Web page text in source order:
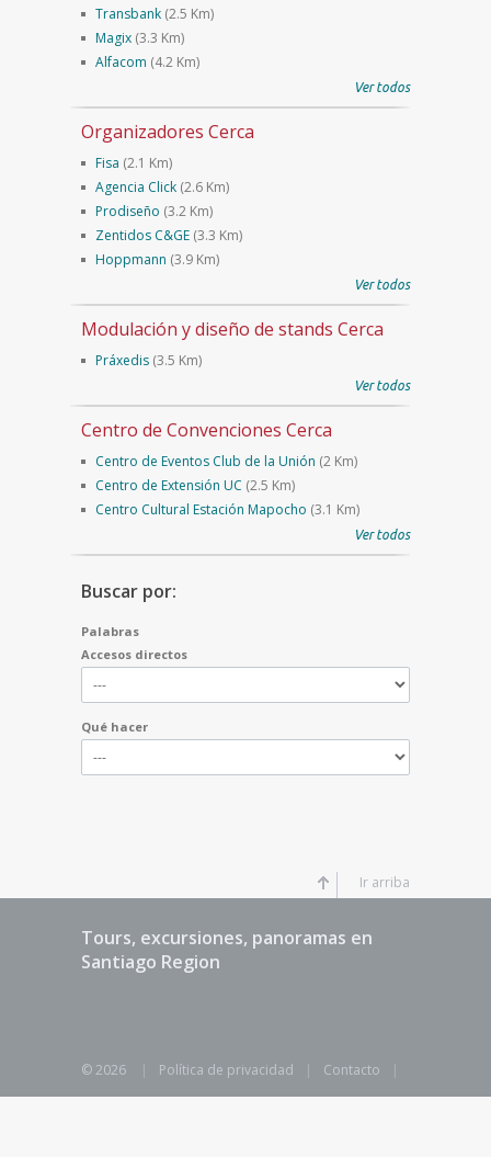
Transbank (2.5 Km)
Magix (3.3 Km)
Alfacom (4.2 Km)
Ver todos
Organizadores Cerca
Fisa (2.1 Km)
Agencia Click (2.6 Km)
Prodiseño (3.2 Km)
Zentidos C&GE (3.3 Km)
Hoppmann (3.9 Km)
Ver todos
Modulación y diseño de stands Cerca
Práxedis (3.5 Km)
Ver todos
Centro de Convenciones Cerca
Centro de Eventos Club de la Unión (2 Km)
Centro de Extensión UC (2.5 Km)
Centro Cultural Estación Mapocho (3.1 Km)
Ver todos
Buscar por:
Palabras
Accesos directos
Qué hacer
Tours, excursiones, panoramas en
Santiago Region
Ir arriba
© 2026 | Política de privacidad | Contacto |